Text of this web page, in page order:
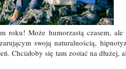
roku! Może humorzastą czasem,
swoją naturalnością,
Chciałoby się tam zostać na